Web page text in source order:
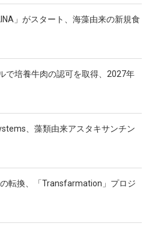
」がスタート、海藻由来の新規食
で培養牛肉の認可を取得、2027年
、藻類由来アスタキサンチン
転換、「Transfarmation」プロジ